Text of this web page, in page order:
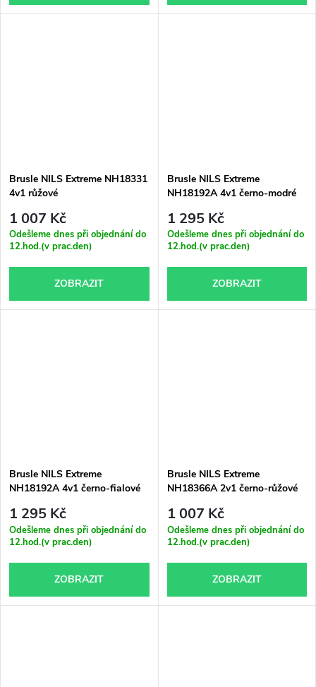
Brusle NILS Extreme NH18331
4v1 růžové
1 007 Kč
Odešleme dnes při objednání do
12.hod.(v prac.den)
ZOBRAZIT
Brusle NILS Extreme
NH18192A 4v1 černo-modré
1 295 Kč
Odešleme dnes při objednání do
12.hod.(v prac.den)
ZOBRAZIT
Brusle NILS Extreme
NH18192A 4v1 černo-fialové
1 295 Kč
Odešleme dnes při objednání do
12.hod.(v prac.den)
ZOBRAZIT
Brusle NILS Extreme
NH18366A 2v1 černo-růžové
1 007 Kč
Odešleme dnes při objednání do
12.hod.(v prac.den)
ZOBRAZIT